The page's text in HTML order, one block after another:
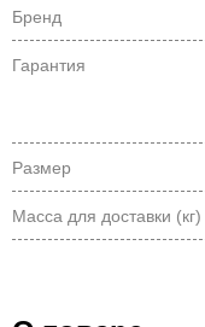
Бренд
Гарантия
Размер
Масса для доставки (кг)